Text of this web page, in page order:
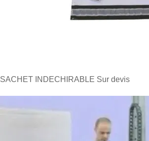
SACHET INDECHIRABLE Sur devis